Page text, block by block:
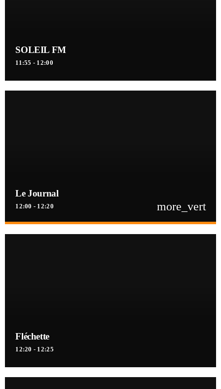
SOLEIL FM
11:55 - 12:00
Le Journal
12:00 - 12:20 more_vert
Le Journal close
Fléchette
12:20 - 12:25